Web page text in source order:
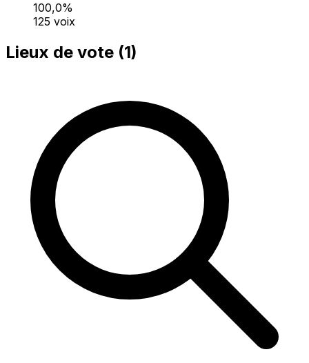
100,0%
125 voix
Lieux de vote (1)